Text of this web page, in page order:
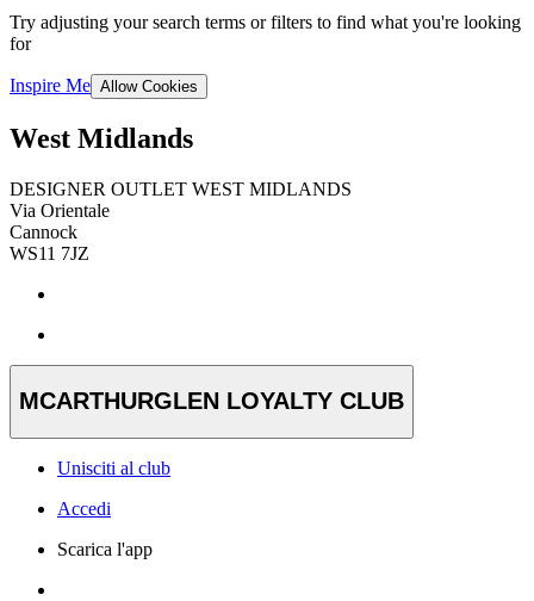
Try adjusting your search terms or filters to find what you're looking
for
Inspire Me Allow Cookies
West Midlands
DESIGNER OUTLET WEST MIDLANDS
Via Orientale
Cannock
WS11 7JZ
MCARTHURGLEN LOYALTY CLUB
Unisciti al club
Accedi
Scarica l'app